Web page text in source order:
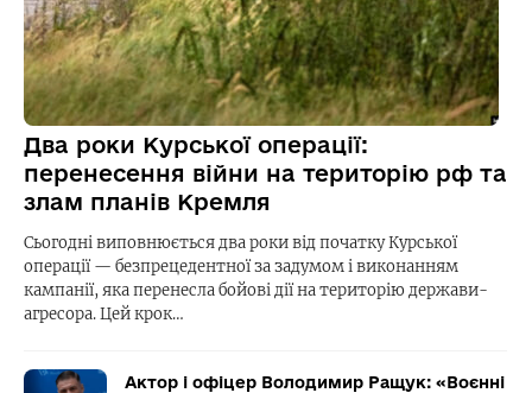
Два роки Курської операції:
перенесення війни на територію рф та
злам планів Кремля
Сьогодні виповнюється два роки від початку Курської
операції — безпрецедентної за задумом і виконанням
кампанії, яка перенесла бойові дії на територію держави-
агресора. Цей крок…
Актор і офіцер Володимир Ращук: «Воєнні